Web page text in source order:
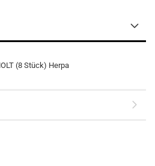
(8 Stück) Herpa